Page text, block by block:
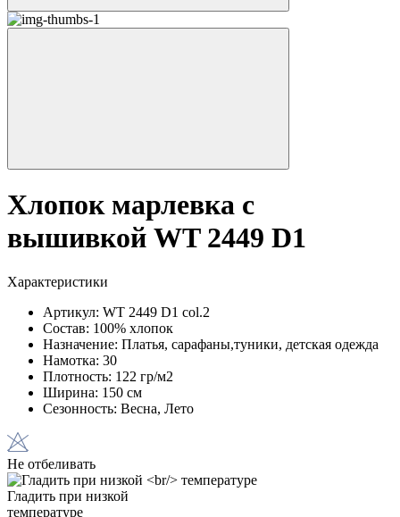
Хлопок марлевка с
вышивкой WT 2449 D1
Характеристики
Артикул: WT 2449 D1 col.2
Состав: 100% хлопок
Назначение: Платья, сарафаны,туники, детская одежда
Намотка: 30
Плотность: 122 гр/м2
Ширина: 150 см
Сезонность: Весна, Лето
Не отбеливать
Гладить при низкой
температуре